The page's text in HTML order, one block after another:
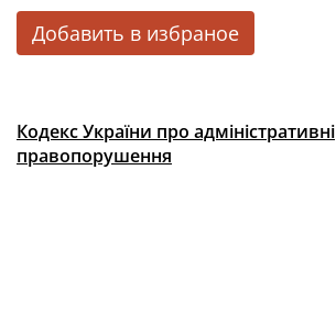
Добавить в избраное
Кодекс України про адміністративні
правопорушення